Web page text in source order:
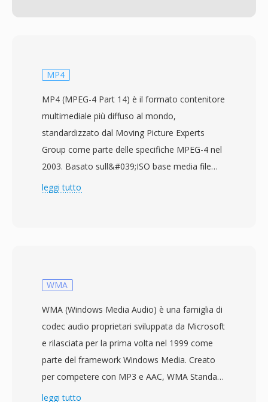
MP4
MP4 (MPEG-4 Part 14) è il formato contenitore
multimediale più diffuso al mondo,
standardizzato dal Moving Picture Experts
Group come parte delle specifiche MPEG-4 nel
2003. Basato sull&#039;ISO base media file
format (MPEG-4 Part 12), che a sua volta trae
video H.264 o H.265 con audio AAC, sebbene
codec alternativi tra cui AV1, VP9, MPEG-4
Visual, AC-3 e ALAC. Il design supporta
funzionalità avanzate come hint per lo
streaming per il download progressivo e lo
streaming adattivo, marcatori di capitolo,
leggi tutto
WMA
WMA (Windows Media Audio) è una famiglia di
codec audio proprietari sviluppata da Microsoft
e rilasciata per la prima volta nel 1999 come
parte del framework Windows Media. Creato
per competere con MP3 e AAC, WMA Standard
utilizza la codifica percettiva per offrire quella
leggi tutto